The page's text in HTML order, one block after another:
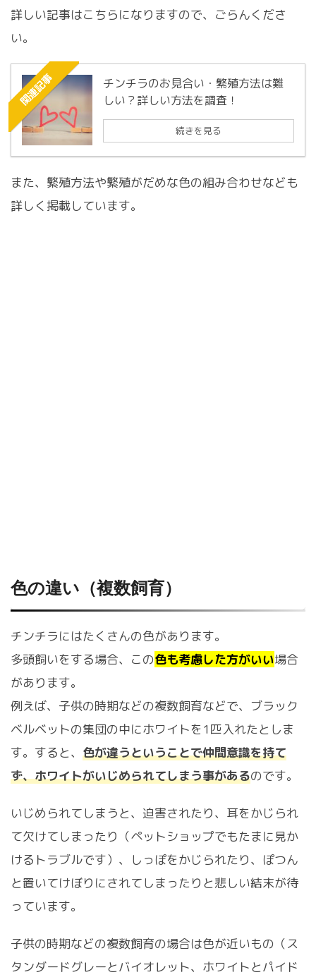
詳しい記事はこちらになりますので、ごらんくださ
い。
関連記事
チンチラのお見合い・繁殖方法は難
しい？詳しい方法を調査！
続きを見る
また、繁殖方法や繁殖がだめな色の組み合わせなども
詳しく掲載しています。
色の違い（複数飼育）
チンチラにはたくさんの色があります。
多頭飼いをする場合、この色も考慮した方がいい場合
があります。
例えば、子供の時期などの複数飼育などで、ブラック
ベルベットの集団の中にホワイトを1匹入れたとしま
す。すると、 色が違うということで仲間意識を持て
ず、ホワイトがいじめられてしまう事があるのです。
いじめられてしまうと、迫害されたり、耳をかじられ
て欠けてしまったり（ペットショップでもたまに見か
けるトラブルです）、しっぽをかじられたり、ぽつん
と置いてけぼりにされてしまったりと悲しい結末が待
っています。
子供の時期などの複数飼育の場合は色が近いもの（ス
タンダードグレーとバイオレット、ホワイトとパイド